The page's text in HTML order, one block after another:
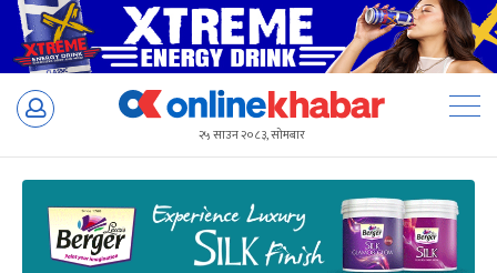
Skip
२५ साउन २०८३, सोमबार